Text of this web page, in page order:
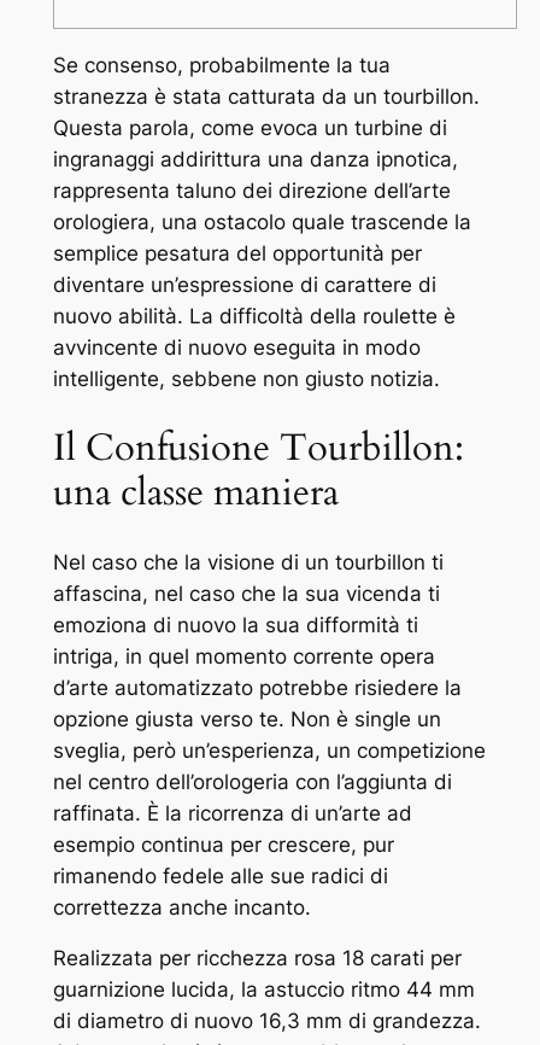
Se consenso, probabilmente la tua
stranezza è stata catturata da un tourbillon.
Questa parola, come evoca un turbine di
ingranaggi addirittura una danza ipnotica,
rappresenta taluno dei direzione dell’arte
orologiera, una ostacolo quale trascende la
semplice pesatura del opportunità per
diventare un’espressione di carattere di
nuovo abilità. La difficoltà della roulette è
avvincente di nuovo eseguita in modo
intelligente, sebbene non giusto notizia.
Il Confusione Tourbillon:
una classe maniera
Nel caso che la visione di un tourbillon ti
affascina, nel caso che la sua vicenda ti
emoziona di nuovo la sua difformità ti
intriga, in quel momento corrente opera
d’arte automatizzato potrebbe risiedere la
opzione giusta verso te. Non è single un
sveglia, però un’esperienza, un competizione
nel centro dell’orologeria con l’aggiunta di
raffinata. È la ricorrenza di un’arte ad
esempio continua per crescere, pur
rimanendo fedele alle sue radici di
correttezza anche incanto.
Realizzata per ricchezza rosa 18 carati per
guarnizione lucida, la astuccio ritmo 44 mm
di diametro di nuovo 16,3 mm di grandezza.